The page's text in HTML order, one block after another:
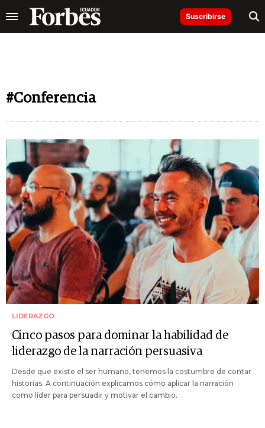
Suscribirse
#Conferencia
LIDERAZGO
Cinco pasos para dominar la habilidad de
liderazgo de la narración persuasiva
Desde que existe el ser humano, tenemos la costumbre de contar
historias. A continuación explicamos cómo aplicar la narración
como líder para persuadir y motivar el cambio.